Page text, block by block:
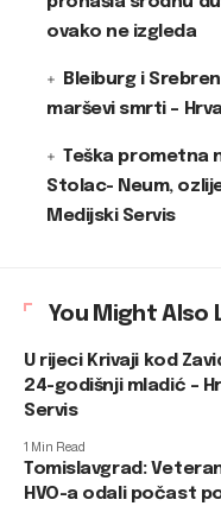
ovako ne izgleda
Bleiburg i
marševi smrti –
Teška prometna
Stolac- Neum,
Medijski Servis
You Might Also
U rijeci Krivaji kod
24-godišnji mladić –
Servis
1 Min Read
Tomislavgrad:
HVO-a odali počast